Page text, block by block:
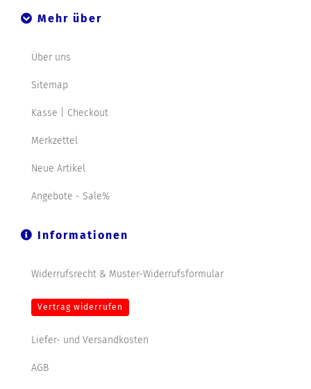
Mehr über
Über uns
Sitemap
Kasse | Checkout
Merkzettel
Neue Artikel
Angebote - Sale%
Informationen
Widerrufsrecht & Muster-Widerrufsformular
Vertrag widerrufen
Liefer- und Versandkosten
AGB